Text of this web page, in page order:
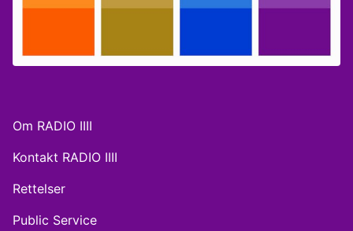
Om RADIO IIII
Kontakt RADIO IIII
Rettelser
Public Service